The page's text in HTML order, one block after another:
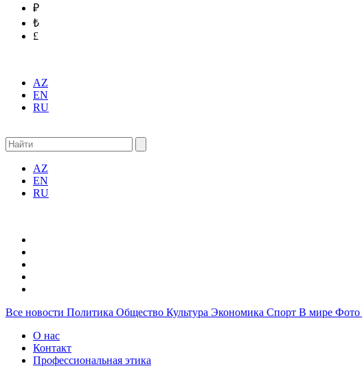
₽
₺
£
AZ
EN
RU
AZ
EN
RU
Все новости Политика Общество Культура Экономика Спорт В мире Фото
О нас
Контакт
Профессиональная этика